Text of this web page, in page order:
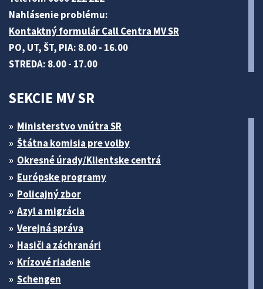
Nahlásenie problému:
Kontaktný formulár Call Centra MV SR
PO, UT, ŠT, PIA: 8.00 - 16.00
STREDA: 8.00 - 17.00
SEKCIE MV SR
Ministerstvo vnútra SR
Štátna komisia pre volby
Okresné úrady/Klientske centrá
Európske programy
Policajný zbor
Azyl a migrácia
Verejná správa
Hasiči a záchranári
Krízové riadenie
Schengen